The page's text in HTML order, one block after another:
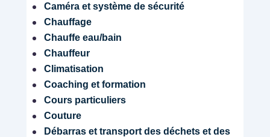
Caméra et système de sécurité
Chauffage
Chauffe eau/bain
Chauffeur
Climatisation
Coaching et formation
Cours particuliers
Couture
Débarras et transport des déchets et des